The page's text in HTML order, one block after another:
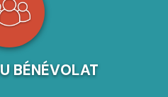
BÉNÉVOLAT